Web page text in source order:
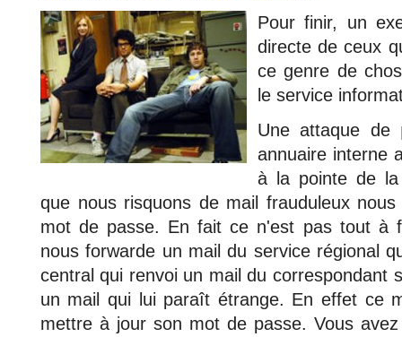
Pour finir, un
directe de ceux
ce genre de
le service
Une attaque de
annuaire interne
à la pointe de la
que nous risquons de mail frauduleux
mot de passe. En fait ce n'est pas tout à
nous forwarde un mail du service régional
central qui renvoi un mail du correspondant
un mail qui lui paraît étrange. En effet ce
mettre à jour son mot de passe. Vous